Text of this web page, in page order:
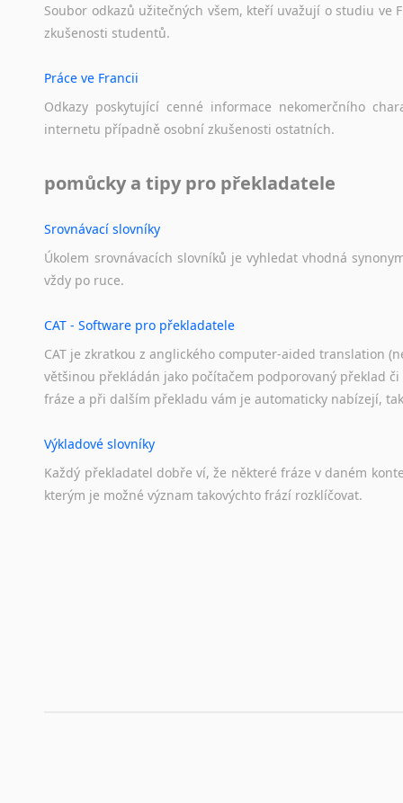
Soubor odkazů užitečných všem, kteří uvažují o studiu ve
zkušenosti studentů.
Práce ve Francii
Odkazy poskytující cenné informace nekomerčního
internetu případně osobní zkušenosti ostatních.
pomůcky a tipy pro překladatele
Srovnávací slovníky
Úkolem srovnávacích slovníků je vyhledat vhodná
vždy po ruce.
CAT - Software pro překladatele
CAT je zkratkou z anglického computer-aided translation
většinou překládán jako počítačem podporovaný překlad
fráze a při dalším překladu vám je automaticky nabízejí,
Výkladové slovníky
Každý překladatel dobře ví, že některé fráze v daném
kterým je možné význam takovýchto frází rozklíčovat.